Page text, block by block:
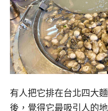
有人把它排在台北四大
後，覺得它最吸引人的